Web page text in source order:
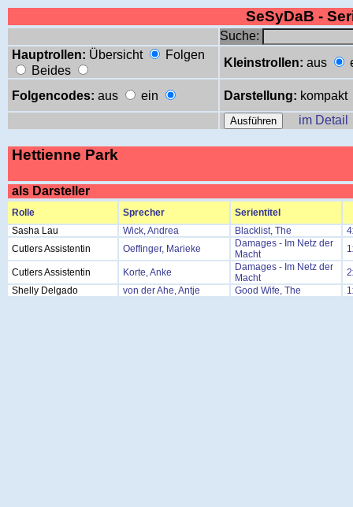
SeSyDaB -
Suche:
Hauptrollen: Übersicht
Folgen
Beides
Kleinstrollen: aus
Folgencodes: aus ein Darstellung: kompakt
im Detail
Hettienne Park
als Darsteller
Rolle Sprecher
Serientitel
Sasha Lau
Wick, Andrea Blacklist, The
Cutlers Assistentin
Oeffinger, Marieke
Damages - Im Netz der
Macht
Cutlers Assistentin Korte, Anke
Damages - Im Netz der
Macht
Shelly Delgado
von der Ahe, Antje Good Wife, The